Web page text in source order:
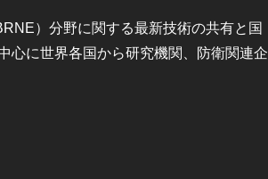
）分野に関する最新技術の共有と国
心に世界各国から研究機関、防衛関連企